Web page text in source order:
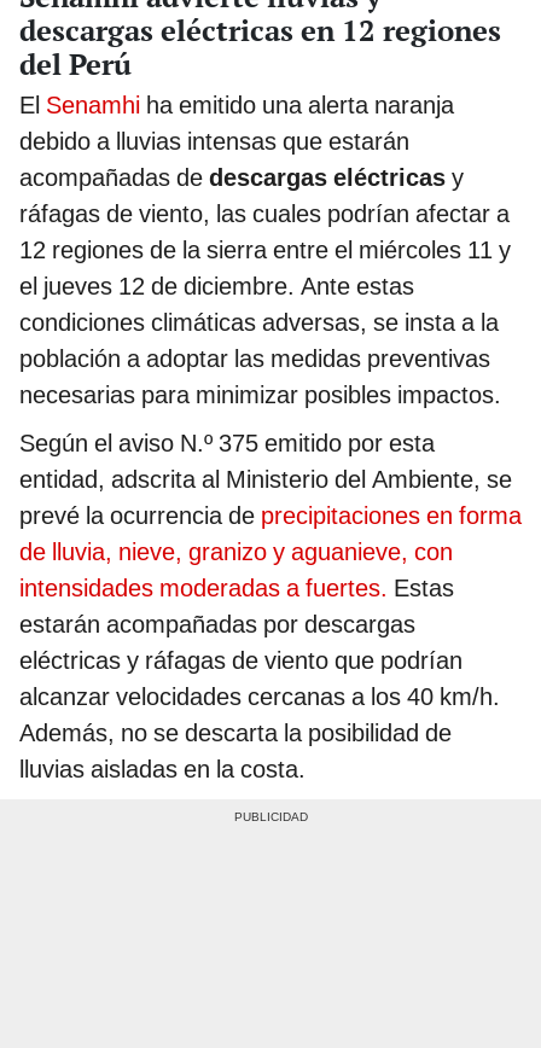
descargas eléctricas en 12 regiones
del Perú
El Senamhi ha emitido una alerta naranja
debido a lluvias intensas que estarán
acompañadas de descargas eléctricas y
ráfagas de viento, las cuales podrían afectar a
12 regiones de la sierra entre el miércoles 11 y
el jueves 12 de diciembre. Ante estas
condiciones climáticas adversas, se insta a la
población a adoptar las medidas preventivas
necesarias para minimizar posibles impactos.
Según el aviso N.º 375 emitido por esta
entidad, adscrita al Ministerio del Ambiente, se
prevé la ocurrencia de precipitaciones en forma
de lluvia, nieve, granizo y aguanieve, con
intensidades moderadas a fuertes. Estas
estarán acompañadas por descargas
eléctricas y ráfagas de viento que podrían
alcanzar velocidades cercanas a los 40 km/h.
Además, no se descarta la posibilidad de
lluvias aisladas en la costa.